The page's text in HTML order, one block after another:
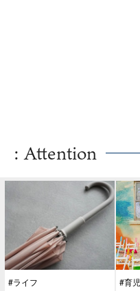
: Attention
#ライフ #育児